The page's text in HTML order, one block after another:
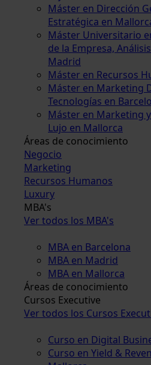
Máster en Dirección
Estratégica en
Máster Universitario
de la Empresa,
Madrid
Máster en Recursos
Máster en Marketing
Tecnologías en
Máster en Marketing
Lujo en Mallorca
Áreas de conocimiento
Negocio
Marketing
Recursos Humanos
Luxury
MBA's
Ver todos los MBA's
MBA en Barcelona
MBA en Madrid
MBA en Mallorca
Áreas de conocimiento
Cursos Executive
Ver todos los Cursos
Curso en Digital
Curso en Yield &